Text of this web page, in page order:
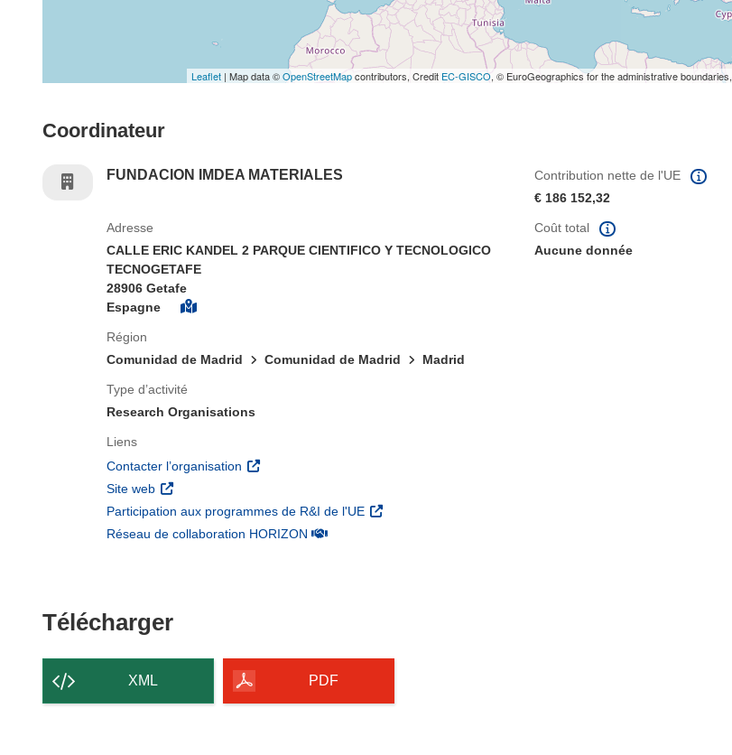
Leaflet | Map data ©OpenStreetMapcontributors, Credit EC-GISCO, © EuroGeographics for the administrative boundaries,
Coordinateur
FUNDACION IMDEA MATERIALES
Contribution nette de l'UE
€ 186 152,32
Adresse
CALLE ERIC KANDEL 2 PARQUE CIENTIFICO Y TECNOLOGICO
TECNOGETAFE
28906 Getafe
Espagne
Région
Comunidad de Madrid
Comunidad de Madrid Madrid
Type d’activité
Research Organisations
Liens
Contacter l’organisation (s’ouvre dans une nouvelle fenêtre)
Site web (s’ouvre dans une nouvelle fenêtre)
Participation aux programmes de R&I de l'UE (s’ouvre dans une nouvelle fenêtre)
Réseau de collaboration HORIZON(s’ouvre dans une nouvelle fenêtre)
Coût total
Aucune donnée
TéléchargerTélécharger le contenu de la page
XML PDF